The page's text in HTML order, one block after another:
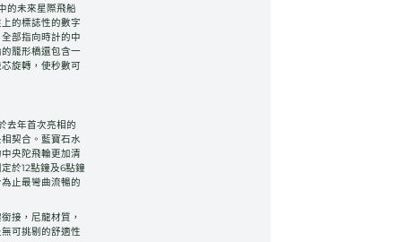
的未來星際飛船
的標誌性的數字
部指向時計的中
籠形橋還包含一
旋轉，使秒數可
去年首次亮相的
契合。藍寶石水
央陀飛輪更加清
於12點鐘及6點鐘
止最彎曲流暢的
接，尼龍材質，
可挑剔的舒適性